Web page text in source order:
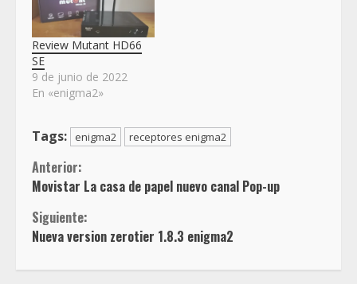
Review Mutant HD66
SE
9 de junio de 2022
En «enigma2»
Tags: enigma2 receptores enigma2
Sigue
leyendo
Anterior:
Movistar La casa de papel nuevo canal Pop-up
Siguiente:
Nueva version zerotier 1.8.3 enigma2